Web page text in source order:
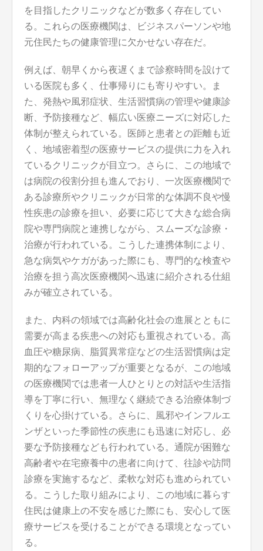
を目指したクリニックなどが数多く存在してい
る。これらの医療機関は、ビジネスパーソンや地
元住民たちの健康管理に欠かせない存在だ。
例えば、朝早くから夜遅くまで診察時間を設けて
いる医院も多く、仕事帰りにも寄りやすい。ま
た、発熱や風邪症状、生活習慣病の管理や健康診
断、予防接種など、幅広い医療ニーズに対応した
体制が整えられている。医師と患者との距離も近
く、地域密着型の医療サービスの提供に力を入れ
ているクリニックが目立つ。さらに、この地域で
は病院の役割分担も進んでおり、一次医療機関で
ある診療所やクリニックが日常的な体調不良や慢
性疾患の診療を担い、必要に応じて大きな総合病
院や専門病院と連携しながら、スムーズな診療・
治療が行われている。こうした連携体制により、
急な病気やケガがあった際にも、専門的な検査や
治療を担う高次医療機関へ迅速に紹介される仕組
みが確立されている。
また、内科の領域では高齢化社会の進展とともに
需要が高まる疾患への対応も重視されている。高
血圧や糖尿病、脂質異常症などの生活習慣病は定
期的なフォローアップが重要となるが、この地域
の医療機関では患者一人ひとりとの対話や生活指
導を丁寧に行い、無理なく継続できる治療体制づ
くりを心掛けている。さらに、風邪やインフルエ
ンザといった季節性の疾患にも迅速に対応し、必
要な予防接種なども行われている。通院が困難な
高齢者や在宅療養中の患者に向けて、往診や訪問
診療を実施するなど、柔軟な対応も進められてい
る。こうした取り組みにより、この地域に暮らす
住民は健康上の不安を感じた際にも、安心して医
療サービスを受けることができる環境となってい
る。